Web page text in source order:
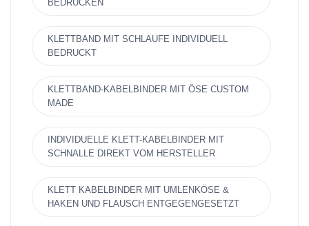
BEDRUCKEN
KLETTBAND MIT SCHLAUFE INDIVIDUELL
BEDRUCKT
KLETTBAND-KABELBINDER MIT ÖSE CUSTOM
MADE
INDIVIDUELLE KLETT-KABELBINDER MIT
SCHNALLE DIREKT VOM HERSTELLER
KLETT KABELBINDER MIT UMLENKÖSE &
HAKEN UND FLAUSCH ENTGEGENGESETZT